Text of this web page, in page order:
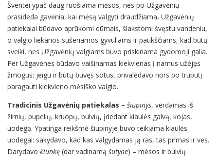
Šventei ypač daug ruošiama mėsos, nes po Užgavėnių
prasideda gavėnia, kai mėsą valgyti draudžiama. Užgavėnių
patiekalai būdavo aprūkomi dūmais, šlakstomi švęstu vandeniu,
o valgio liekanos sušeriamos gyvuliams ir paukščiams, kad būtų
sveiki, nes Užgavėnių valgiams buvo priskiriama gydomoji galia.
Per Užgavėnes būdavo vaišinamas kiekvienas į namus užėjęs
žmogus: jeigu ir būtų buvęs sotus, privalėdavo nors po truputį
paragauti kiekvieno mėsiško valgio.
Tradicinis Užgavėnių patiekalas – šiupinys, verdamas iš
žirnių, pupelių, kruopų, bulvių, įdedant kiaulės galvą, kojas,
uodegą. Ypatinga reikšmė šiupinyje buvo teikiama kiaulės
uodegai: sakydavo, kad kas valgydamas ją ras, tas pirmas ir ves.
Darydavo kiunkę (dar vadinamą šutyne) – mėsos ir bulvių